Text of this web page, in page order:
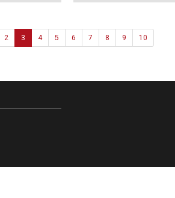
2 3 4 5 6 7 8 9 10